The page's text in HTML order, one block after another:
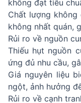
không đạt tiêu
Chất lượng không
không nhất quán,
Rủi ro về nguồn
Thiếu hụt nguồn
ứng đủ nhu cầu,
Giá nguyên liệu
ngột, ảnh hưởng
Rủi ro về cạnh